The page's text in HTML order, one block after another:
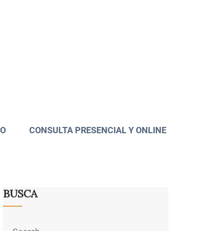
CONSULTA PRESENCIAL Y ONLINE
BUSCA